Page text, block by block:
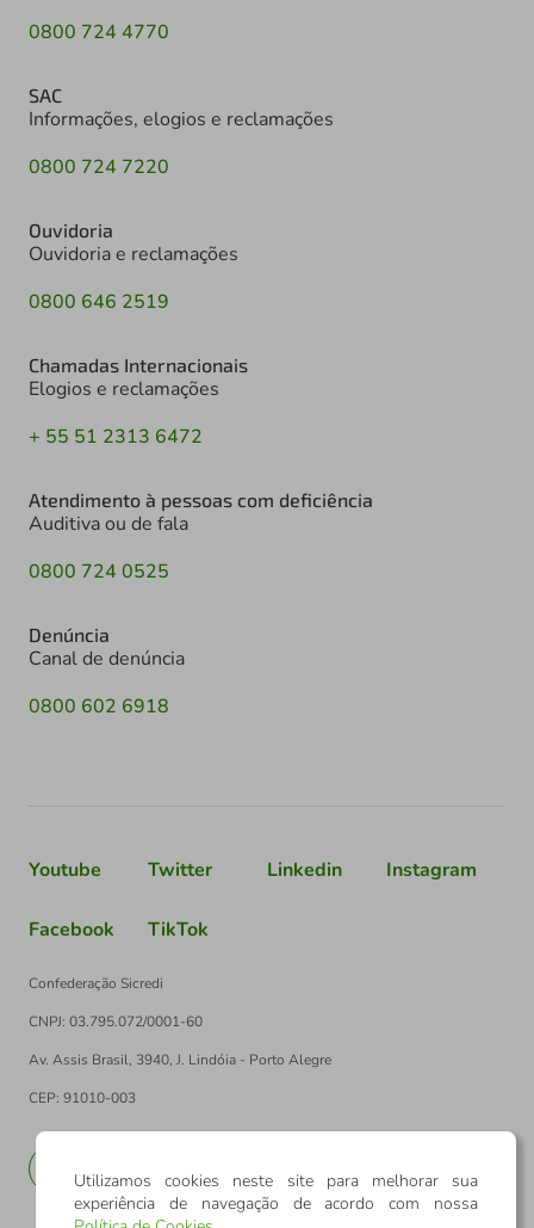
0800 724 4770
SAC
Informações, elogios e reclamações
0800 724 7220
Ouvidoria
Ouvidoria e reclamações
0800 646 2519
Chamadas Internacionais
Elogios e reclamações
+ 55 51 2313 6472
Atendimento à pessoas com deficiência
Auditiva ou de fala
0800 724 0525
Denúncia
Canal de denúncia
0800 602 6918
Youtube Twitter Linkedin Instagram
Facebook TikTok
Confederação Sicredi
CNPJ: 03.795.072/0001-60
Av. Assis Brasil, 3940, J. Lindóia - Porto Alegre
CEP: 91010-003
Utilizamos cookies neste site para melhorar sua
experiência de navegação de acordo com nossa